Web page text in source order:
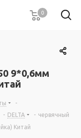
0
9*0,6мм
-
- DELTA - червячный
Китай